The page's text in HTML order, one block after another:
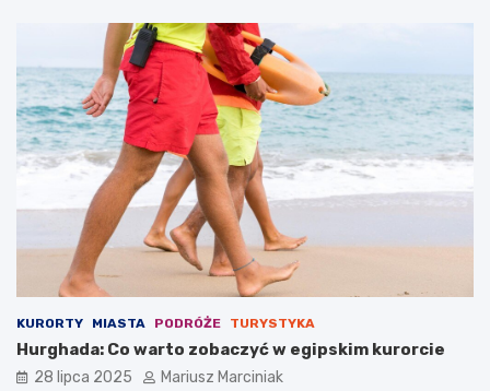
KURORTY MIASTA PODRÓŻE TURYSTYKA
Hurghada: Co warto zobaczyć w egipskim kurorcie
28 lipca 2025 Mariusz Marciniak